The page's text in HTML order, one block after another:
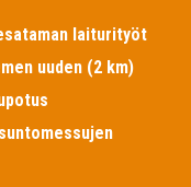
laiturityöt
uuden (2 km)